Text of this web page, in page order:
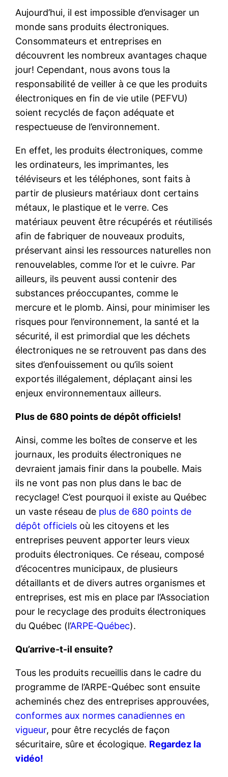
Aujourd’hui, il est impossible d’envisager un
monde sans produits électroniques.
Consommateurs et entreprises en
découvrent les nombreux avantages chaque
jour! Cependant, nous avons tous la
responsabilité de veiller à ce que les produits
électroniques en fin de vie utile (PEFVU)
soient recyclés de façon adéquate et
respectueuse de l’environnement.
En effet, les produits électroniques, comme
les ordinateurs, les imprimantes, les
téléviseurs et les téléphones, sont faits à
partir de plusieurs matériaux dont certains
métaux, le plastique et le verre. Ces
matériaux peuvent être récupérés et réutilisés
afin de fabriquer de nouveaux produits,
préservant ainsi les ressources naturelles non
renouvelables, comme l’or et le cuivre. Par
ailleurs, ils peuvent aussi contenir des
substances préoccupantes, comme le
mercure et le plomb. Ainsi, pour minimiser les
risques pour l’environnement, la santé et la
sécurité, il est primordial que les déchets
électroniques ne se retrouvent pas dans des
sites d’enfouissement ou qu’ils soient
exportés illégalement, déplaçant ainsi les
enjeux environnementaux ailleurs.
Plus de 680 points de dépôt officiels!
Ainsi, comme les boîtes de conserve et les
journaux, les produits électroniques ne
devraient jamais finir dans la poubelle. Mais
ils ne vont pas non plus dans le bac de
recyclage! C’est pourquoi il existe au Québec
un vaste réseau de plus de 680 points de
dépôt officiels où les citoyens et les
entreprises peuvent apporter leurs vieux
produits électroniques. Ce réseau, composé
d’écocentres municipaux, de plusieurs
détaillants et de divers autres organismes et
entreprises, est mis en place par l’Association
pour le recyclage des produits électroniques
du Québec (l’ARPE‑Québec).
Qu’arrive-t-il ensuite?
Tous les produits recueillis dans le cadre du
programme de l’ARPE-Québec sont ensuite
acheminés chez des entreprises approuvées,
conformes aux normes canadiennes en
vigueur, pour être recyclés de façon
sécuritaire, sûre et écologique. Regardez la
vidéo!